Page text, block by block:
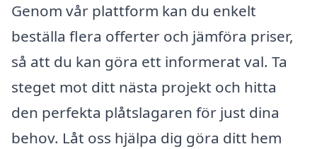
Genom vår plattform kan du enkelt
beställa flera offerter och jämföra priser,
så att du kan göra ett informerat val. Ta
steget mot ditt nästa projekt och hitta
den perfekta plåtslagaren för just dina
behov. Låt oss hjälpa dig göra ditt hem